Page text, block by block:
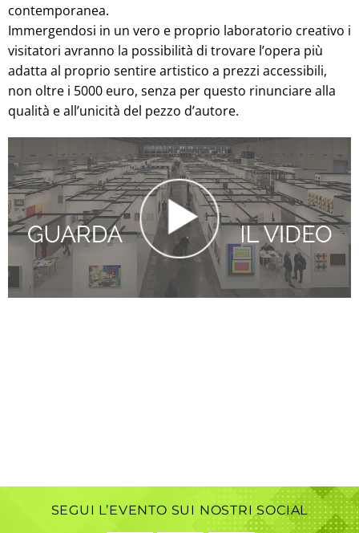
contemporanea.
Immergendosi in un vero e proprio laboratorio creativo i
visitatori avranno la possibilità di trovare l’opera più
adatta al proprio sentire artistico a prezzi accessibili,
non oltre i 5000 euro, senza per questo rinunciare alla
qualità e all’unicità del pezzo d’autore.
SEGUI L’EVENTO SUI NOSTRI SOCIAL